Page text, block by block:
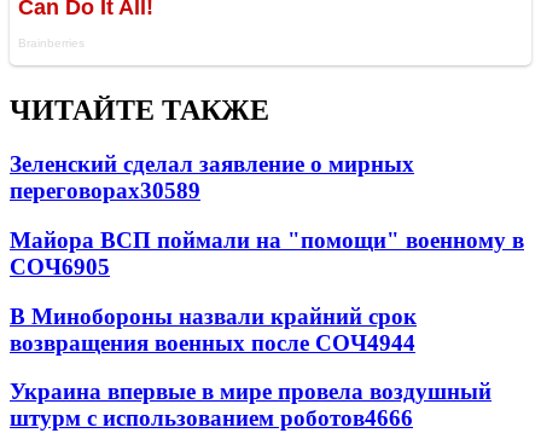
ЧИТАЙТЕ ТАКЖЕ
Зеленский сделал заявление о мирных
переговорах30589
Майора ВСП поймали на "помощи" военному в
СОЧ6905
В Минобороны назвали крайний срок
возвращения военных после СОЧ4944
Украина впервые в мире провела воздушный
штурм с использованием роботов4666